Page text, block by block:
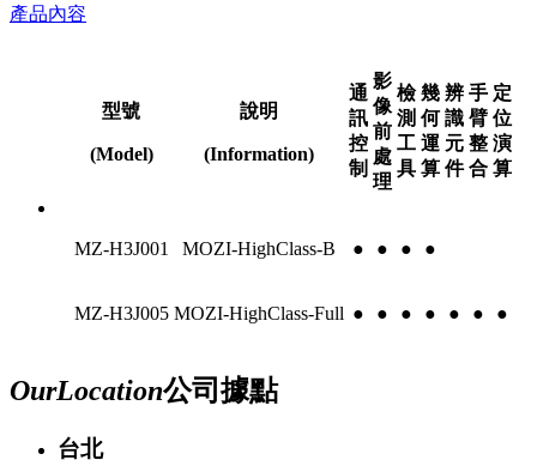
產品內容
型號
(Model)
說明
(Information)
通
訊
控
制
影
像
前
處
理
檢
測
工
具
幾
何
運
算
辨
識
元
件
手
臂
整
合
定
位
演
算
MZ-H3J001 MOZI-HighClass-B ● ● ● ●
MZ-H3J005 MOZI-HighClass-Full ● ● ● ● ● ● ●
OurLocation公司據點
台北